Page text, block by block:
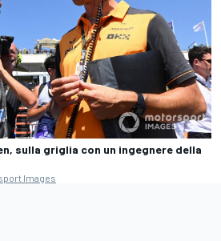
sulla griglia con un ingegnere della
Images